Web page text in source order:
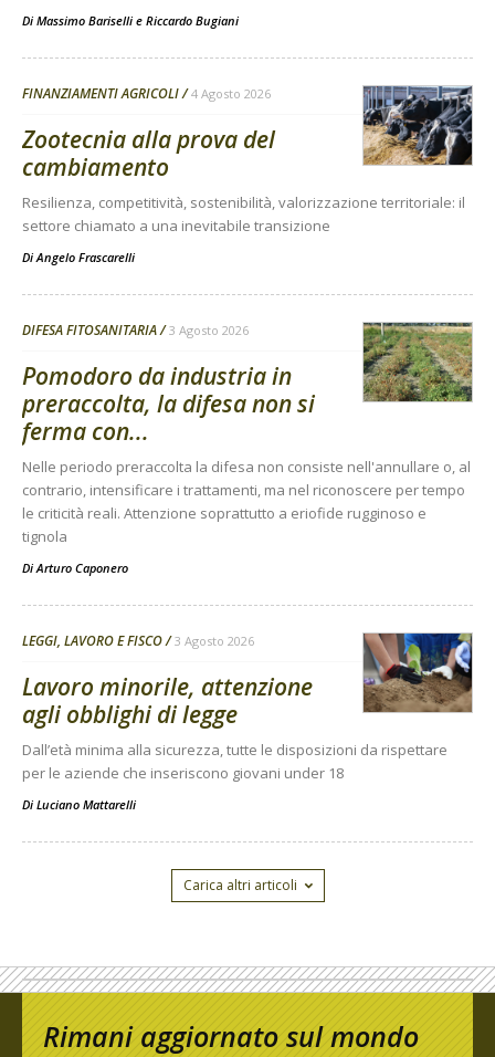
Di Massimo Bariselli e Riccardo Bugiani
FINANZIAMENTI AGRICOLI 4 Agosto 2026
Zootecnia alla prova del
cambiamento
Resilienza, competitività, sostenibilità, valorizzazione territoriale: il
settore chiamato a una inevitabile transizione
Di Angelo Frascarelli
DIFESA FITOSANITARIA 3 Agosto 2026
Pomodoro da industria in
preraccolta, la difesa non si
ferma con...
Nelle periodo preraccolta la difesa non consiste nell'annullare o, al
contrario, intensificare i trattamenti, ma nel riconoscere per tempo
le criticità reali. Attenzione soprattutto a eriofide rugginoso e
tignola
Di Arturo Caponero
LEGGI, LAVORO E FISCO 3 Agosto 2026
Lavoro minorile, attenzione
agli obblighi di legge
Dall’età minima alla sicurezza, tutte le disposizioni da rispettare
per le aziende che inseriscono giovani under 18
Di Luciano Mattarelli
Carica altri articoli
Rimani aggiornato sul mondo